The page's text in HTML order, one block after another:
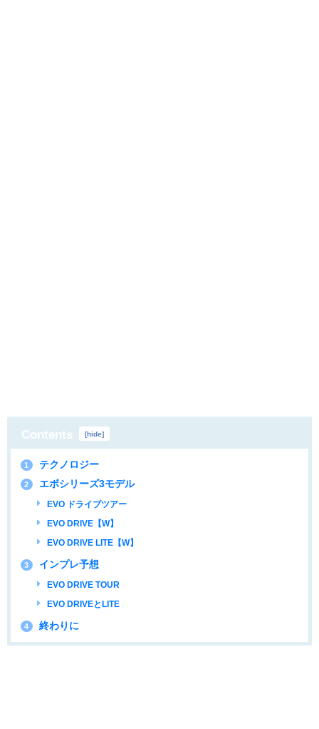
Contents [hide]
1 テクノロジー
2 エボシリーズ3モデル
EVO ドライブツアー
EVO DRIVE【W】
EVO DRIVE LITE【W】
3 インプレ予想
EVO DRIVE TOUR
EVO DRIVEとLITE
4 終わりに